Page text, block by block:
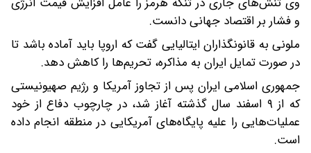
و فشار بر اقتصاد جهانی دانست.
ملونی به قانونگذاران ایتالیایی گفت که اروپا باید آماده باشد تا
در صورت تمایل ایران به مذاکره، تحریم‌ها را کاهش دهد.
جمهوری اسلامی ایران پس از تجاوز آمریکا و رژیم صهیونیستی
که از ۹ اسفند سال گذشته آغاز شد، در چارچوب دفاع از خود
عملیات‌هایی را علیه پایگاه‌های آمریکایی در منطقه انجام داده
است.